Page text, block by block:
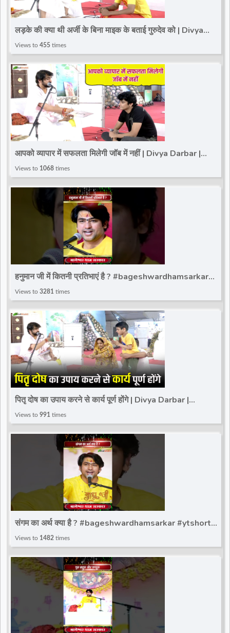
लड़के की क्या थी अर्जी के बिना माइक के बताई गुरुदेव को | Divya
Darbar | Bageshwar Dham~Paschim Vihar
Views to 455 times
आपको व्यापार में सफलता मिलेगी जॉब में नहीं | Divya Darbar |
Bageshwar Dham Sarkar | Paschim Vihar
Views to 1068 times
हनुमान जी में कितनी प्रतिभाएं है ? #bageshwardhamsarkar
#ytshort #bageshwar_dham_sarkar #bdsshorts
Views to 3281 times
पितृ दोष का उपाय करने से कार्य पूर्ण होंगे | Divya Darbar |
Bageshwar Dham Sarkar | Paschim Vihar
Views to 991 times
संगम का अर्थ क्या है ? #bageshwardhamsarkar #ytshort
#bageshwar_dham_sarkar #bdsshorts
Views to 1482 times